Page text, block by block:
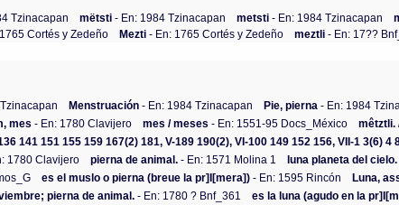
Tzinacapan mëtsti - En: 1984 Tzinacapan metsti - En: 1984 Tzinacapan
Cortés y Zedeño Mezti - En: 1765 Cortés y Zedeño meztli - En: 17??
Menstruación - En: 1984 Tzinacapan Pie, pierna - En: 1984
mes - En: 1780 Clavijero mes / meses - En: 1551-95 Docs_México
mêtztli.
141 151 155 159 167(2) 181, V-189 190(2), VI-100 149 152 156, VII-1 3(6)
1780 Clavijero pierna de animal. - En: 1571 Molina 1 luna planeta del cielo.
es el muslo o pierna (breue la pr]I[mera]) - En: 1595 Rincón
Luna,
pierna de animal. - En: 1780 ? Bnf_361 es la luna (agudo en la